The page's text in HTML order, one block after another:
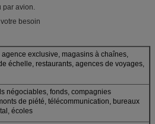
par avion.
besoin
exclusive, magasins à chaînes,
échelle, restaurants, agences de voyages,
négociables, fonds, compagnies
de piété, télécommunication, bureaux
écoles